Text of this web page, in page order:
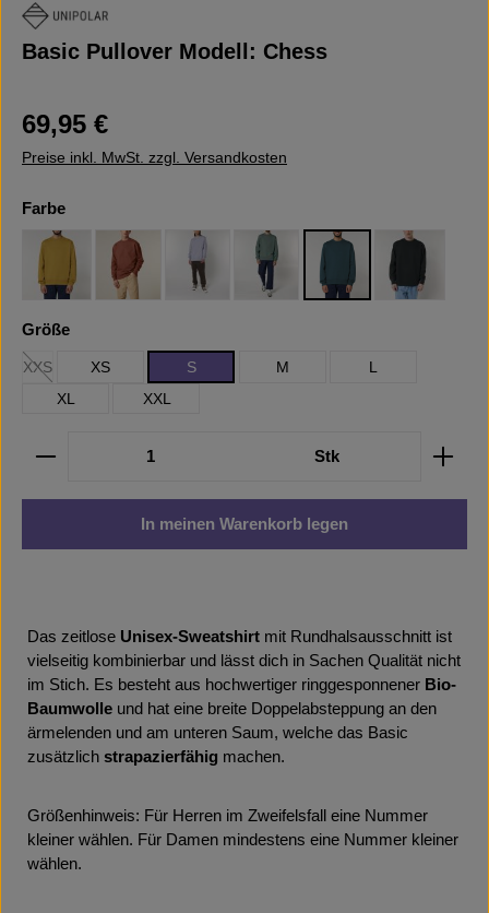
Basic Pullover Modell: Chess
Regulärer Preis:
69,95 €
Preise inkl. MwSt. zzgl. Versandkosten
Farbeauswählen
Ochre Heritage BrownLavenderGreen Bay Stargazer Black
Größeauswählen
XXS
(Diese Option ist zurzeit nicht verfügbar.)
XS S M
L
XL
XXL
Produkt Anzahl: Gib den gewünschten Wert ein
Stk
In meinen Warenkorb legen
Das zeitlose Unisex-Sweatshirt mit Rundhalsausschnitt ist
vielseitig kombinierbar und lässt dich in Sachen Qualität nicht
im Stich. Es besteht aus hochwertiger ringgesponnener Bio-
Baumwolle und hat eine breite Doppelabsteppung an den
ärmelenden und am unteren Saum, welche das Basic
zusätzlich strapazierfähig machen.
Größenhinweis: Für Herren im Zweifelsfall eine Nummer
kleiner wählen. Für Damen mindestens eine Nummer kleiner
wählen.